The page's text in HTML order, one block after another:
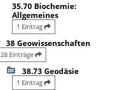
35.70 Biochemie:
Allgemeines
1 Eintrag
38 Geowissenschaften
28 Einträge
38.73 Geodäsie
1 Eintrag